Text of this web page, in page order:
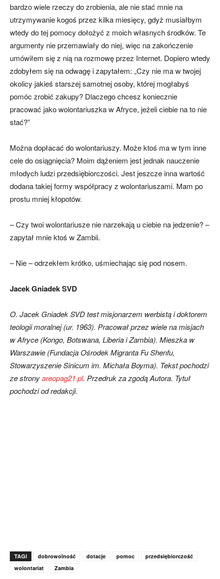
bardzo wiele rzeczy do zrobienia, ale nie stać mnie na
utrzymywanie kogoś przez kilka miesięcy, gdyż musiałbym
wtedy do tej pomocy dołożyć z moich własnych środków. Te
argumenty nie przemawiały do niej, więc na zakończenie
umó­wiłem się z nią na rozmowę przez Internet. Dopiero wtedy
zdobyłem się na odwagę i za­pytałem: „Czy nie ma w twojej
okolicy jakieś starszej samot­nej osoby, której mogłabyś
pomóc zrobić zakupy? Dlaczego chcesz koniecznie
pracować jako wolontariuszka w Afryce, jeżeli ciebie na to nie
stać?”
Można dopłacać do wo­lontariuszy. Może ktoś ma w tym inne
cele do osiągnię­cia? Moim dążeniem jest jed­nak nauczenie
młodych ludzi przedsiębiorczości. Jest jesz­cze inna wartość
dodana takiej formy współpracy z wolonta­riuszami. Mam po
prostu mniej kłopotów.
– Czy twoi wolontariu­sze nie narzekają u ciebie na jedzenie? –
zapytał mnie ktoś w Zambii.
– Nie – odrzekłem krótko, uśmiechając się pod nosem.
Jacek Gniadek SVD
O. Jacek Gniadek SVD test misjonarzem werbistą i doktorem
teologii moralnej (ur. 1963). Pracował przez wiele na misjach
w Afryce (Kongo, Botswana, Liberia i Zambia). Mieszka w
Warszawie (Fundacja Ośrodek Migranta Fu Shenfu,
Stowarzyszenie Sinicum im. Michała Boyma). Tekst pochodzi
ze stronyareopag21.pl. Przedruk za zgodą Autora. Tytuł
pochodzi od redakcji.
TAGI dobrowolność dotacje pomoc
przedsiębiorczość
wolontariat
Zambia